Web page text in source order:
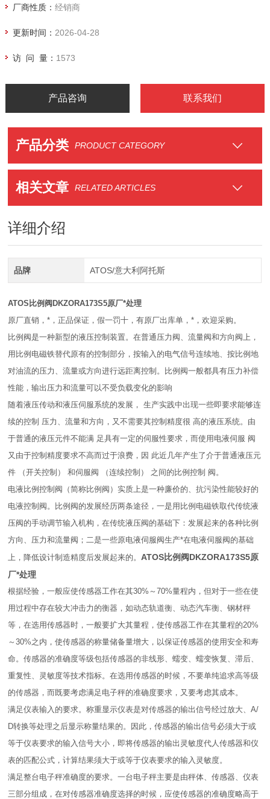
厂商性质： 经销商
更新时间： 2026-04-28
访 问 量： 1573
产品咨询 联系我们
产品分类 PRODUCT CATEGORY
相关文章 RELATED ARTICLES
详细介绍
品牌 ATOS/意大利阿托斯
ATOS比例阀DKZORA173S5原厂*处理
原厂直销，*，正品保证，假一罚十，有原厂出库单，*，欢迎采购。
比例阀是一种新型的液压控制装置。在普通压力阀、流量阀和方向阀上，
用比例电磁铁替代原有的控制部分，按输入的电气信号连续地、按比例地
对油流的压力、流量或方向进行远距离控制。比例阀一般都具有压力补偿
性能，输出压力和流量可以不受负载变化的影响
随着液压传动和液压伺服系统的发展， 生产实践中出现一些即要求能够连
续的控制 压力、流量和方向，又不需要其控制精度很 高的液压系统。由
于普通的液压元件不能满 足具有一定的伺服性要求，而使用电液伺服 阀
又由于控制精度要求不高而过于浪费，因 此近几年产生了介于普通液压元
件 （开关控制） 和伺服阀 （连续控制） 之间的比例控制 阀。
电液比例控制阀（简称比例阀）实质上是一种廉价的、抗污染性能较好的
电液控制阀。比例阀的发展经历两条途径，一是用比例电磁铁取代传统液
压阀的手动调节输入机构，在传统液压阀的基础下：发展起来的各种比例
方向、压力和流量阀；二是一些原电液伺服阀生产*在电液伺服阀的基础
上，降低设计制造精度后发展起来的。ATOS比例阀DKZORA173S5原
厂*处理
根据经验，一般应使传感器工作在其30%～70%量程内，但对于一些在使
用过程中存在较大冲击力的衡器，如动态轨道衡、动态汽车衡、钢材秤
等，在选用传感器时，一般要扩大其量程，使传感器工作在其量程的20%
～30%之内，使传感器的称量储备量增大，以保证传感器的使用安全和寿
命。传感器的准确度等级包括传感器的非线形、蠕变、蠕变恢复、滞后、
重复性、灵敏度等技术指标。在选用传感器的时候，不要单纯追求高等级
的传感器，而既要考虑满足电子秤的准确度要求，又要考虑其成本。
满足仪表输入的要求。称重显示仪表是对传感器的输出信号经过放大、A/
D转换等处理之后显示称量结果的。因此，传感器的输出信号必须大于或
等于仪表要求的输入信号大小，即将传感器的输出灵敏度代人传感器和仪
表的匹配公式，计算结果须大于或等于仪表要求的输入灵敏度。
满足整台电子秤准确度的要求。一台电子秤主要是由秤体、传感器、仪表
三部分组成，在对传感器准确度选择的时候，应使传感器的准确度略高于